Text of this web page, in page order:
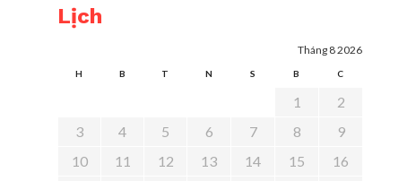
Lịch
Tháng 8 2026
H B T N S B C
1
2
3
4 5 6 7 8
9
10
11 12 13 14 15
16